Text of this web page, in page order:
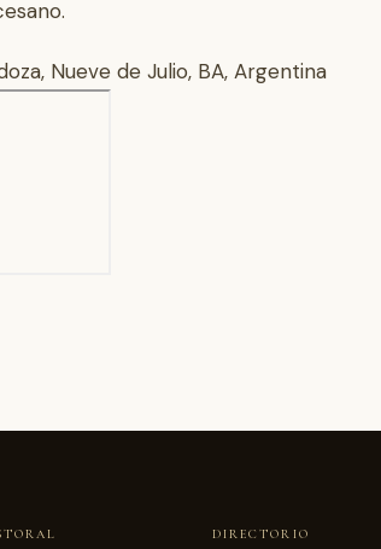
Nueve de Julio, BA, Argentina
DIRECTORIO